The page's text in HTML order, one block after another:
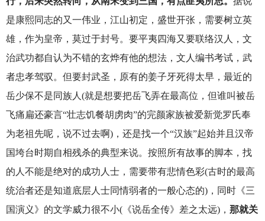
是康熙同志的又一伟业，江山初定，盛世开张，需要树立英
雄，作为皇帝，莫过于封号。要平夷四海又要联络汉人，文
治武功都自认为不错的玄烨有他的想法，文人编书考试，武
者忠孝驾驭。但要封武圣，原有的姜子牙死得太早，最近的
岳少保不是同族人(就是想要把岳飞弄在最高位，但谁叫被岳
飞痛扁还豪言“壮志饥餐胡虏肉”的完颜家族被爱新觉罗氏奉
为老祖先呢，说不过去啊)，还是找一个“汉族”起始并且汉帝
国垮台时期自相残杀的典型来说。按照所有故事的脚本，找
的人不能是绝对的成功人士，需要带有悲情色彩(古时的最高
统治者还是知道底层人士同情弱者的一般心态的)，同时《三
国演义》的文学威力很不小(《说岳全传》差之太远)， 那就关